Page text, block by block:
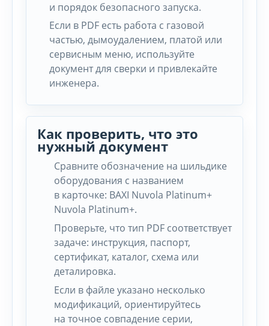
и порядок безопасного запуска.
Если в PDF есть работа с газовой
частью, дымоудалением, платой или
сервисным меню, используйте
документ для сверки и привлекайте
инженера.
Как проверить, что это
нужный документ
Сравните обозначение на шильдике
оборудования с названием
в карточке: BAXI Nuvola Platinum+
Nuvola Platinum+.
Проверьте, что тип PDF соответствует
задаче: инструкция, паспорт,
сертификат, каталог, схема или
деталировка.
Если в файле указано несколько
модификаций, ориентируйтесь
на точное совпадение серии,